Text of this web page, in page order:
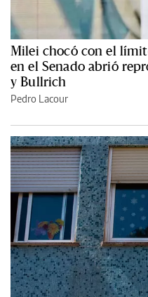
Milei chocó con el
en el Senado abrió
y Bullrich
Pedro Lacour